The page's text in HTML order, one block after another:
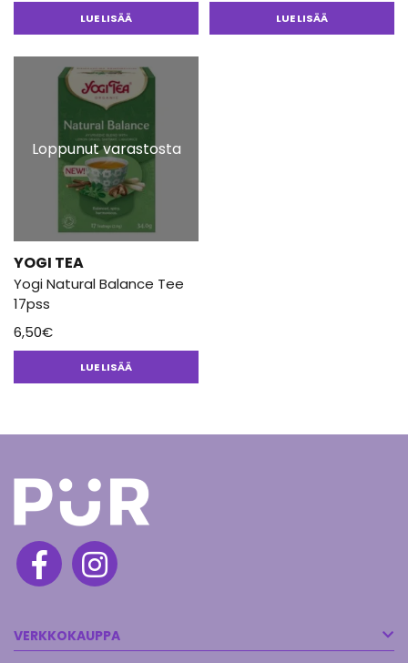
LUE LISÄÄ LUE LISÄÄ
Loppunut varastosta
YOGI TEA
Yogi Natural Balance Tee
17pss
6,50€
LUE LISÄÄ
VERKKOKAUPPA